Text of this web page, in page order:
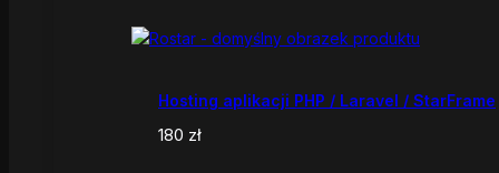
Hosting aplikacji PHP / Laravel / StarFrame
180 zł